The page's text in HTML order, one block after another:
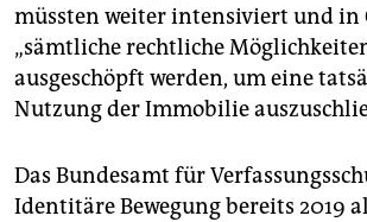
müssten weiter intensiviert und in
„sämtliche rechtliche
ausgeschöpft werden, um eine
Nutzung der Immobilie
Das Bundesamt für
Identitäre Bewegung bereits 2019